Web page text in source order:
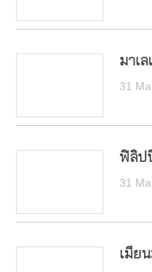
มาเล
31
ฟิลิป
31
เมีย